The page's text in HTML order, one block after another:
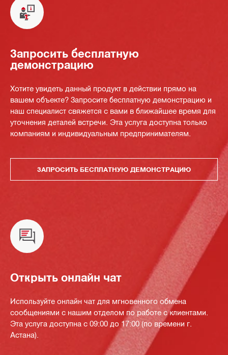
Запросить бесплатную
демонстрацию
Хотите увидеть данный продукт в действии прямо на
вашем объекте? Запросите бесплатную демонстрацию и
наш специалист свяжется с вами в ближайшее время для
уточнения деталей встречи. Эта услуга доступна только
компаниям и индивидуальным предпринимателям.
ЗАПРОСИТЬ БЕСПЛАТНУЮ ДЕМОНСТРАЦИЮ
Открыть онлайн чат
Используйте онлайн чат для мгновенного обмена
сообщениями с нашим отделом по работе с клиентами.
Эта услуга доступна с 09:00 до 17:00 (по времени г.
Астана).